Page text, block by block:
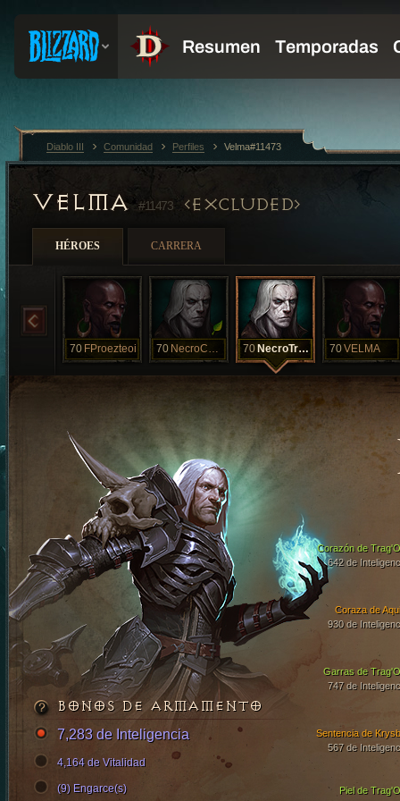
VELMA#11473 EXCLUDED
HÉROES CARRERA
70 FProezteoi 70 NecroCansado 70 NecroTriOito 70VELMA
Coraza de
930 de
Garras de
747 de
Corazón de
642 de
Piel de
Sentencia de
567 de
BONOS DE ARMAMENTO
7,283 de Inteligencia
4,164 de Vitalidad
(9) Engarce(s)
Diablo III Comunidad Perfiles Velma#11473